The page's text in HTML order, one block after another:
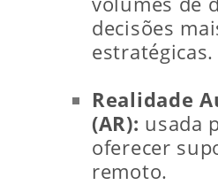
decisões
estratégicas.
Realidade
(AR): usada
oferecer
remoto.